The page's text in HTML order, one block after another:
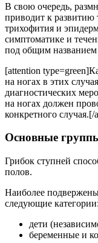
В свою очередь,
приводит к развитию
трихофития и
симптоматике и
под общим
[attention
на ногах в этих
диагностических
на ногах должен
конкретного случая.[/
Основные
Грибок ступней
полов.
Наиболее
следующие категории:
дети
беременные и